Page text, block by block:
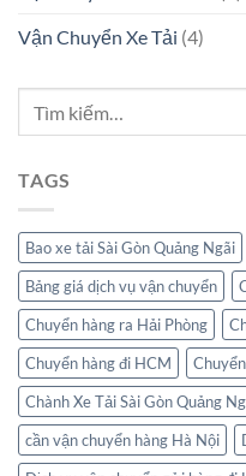
Vận Chuyển Xe Tải (4)
TAGS
Bao xe tải Sài Gòn Quảng Ngãi
Bảng giá dịch vụ vận chuyển
Chuyển hàng ra Hải Phòng
Chuyển hàng đi HCM
Chành Xe Tải Sài Gòn Quảng
cần vận chuyển hàng Hà Nội